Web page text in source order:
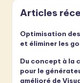
Articles
Optimisation
et éliminer les
Du concept à la
pour le
amélioré de